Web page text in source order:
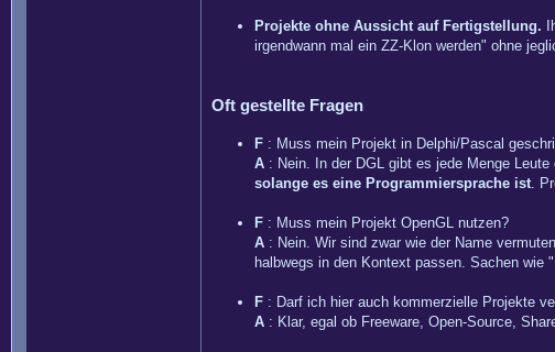
Projekte ohne Aussicht auf Fertigstellung.
irgendwann mal ein ZZ-Klon werden" ohne
Oft gestellte Fragen
F : Muss mein Projekt in Delphi/Pascal
A : Nein. In der DGL gibt es jede Menge
solange es eine Programmiersprache ist.
F : Muss mein Projekt OpenGL nutzen?
A : Nein. Wir sind zwar wie der Name
halbwegs in den Kontext passen. Sachen wie
F : Darf ich hier auch kommerzielle Projekte
A : Klar, egal ob Freeware, Open-Source,